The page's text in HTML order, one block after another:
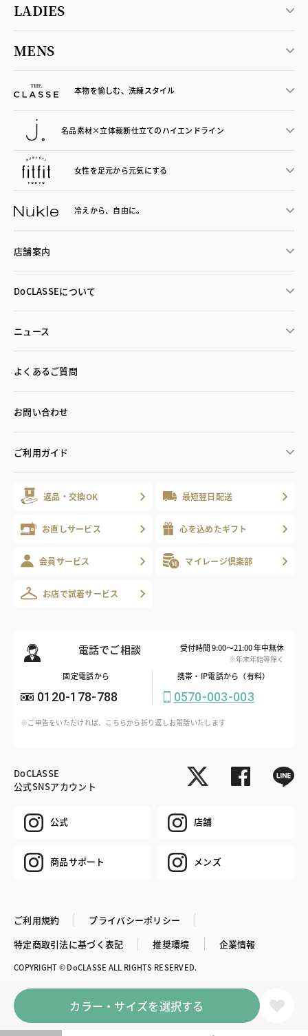
カラー・サイズを選択する
LADIES
MENS
本物を愉しむ、洗練スタイル
名品素材×立体裁断仕立てのハイエンドライン
女性を足元から元気にする
冷えから、 自由に。
店舗案内
DoCLASSEについて
ニュース
よくあるご質問
お問い合わせ
ご利用ガイド
返品・交換OK 最短翌日配送
お直しサービス 心を込めたギフト
会員サービス マイレージ倶楽部
お店で試着サービス
電話でご相談 受付時間 9:00～21:00 年中無休
※年末年始等除く
固定電話から
0120-178-788
携帯・IP電話から（有料）
0570-003-003
※ご申告をいただければ、こちらから折り返しお電話いたします
DoCLASSE
公式SNSアカウント
公式 店舗
商品サポート メンズ
ご利用規約
プライバシーポリシー
特定商取引法に基づく表記
推奨環境 企業情報
COPYRIGHT © DoCLASSE ALL RIGHTS RESERVED.